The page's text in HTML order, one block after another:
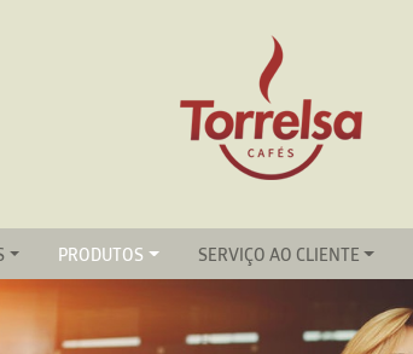
PRODUTOS SERVIÇO AO CLIENTE